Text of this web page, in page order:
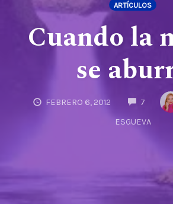
ARTÍCULOS
Cuando la
se
FEBRERO 6, 2012 7
ESGUEVA